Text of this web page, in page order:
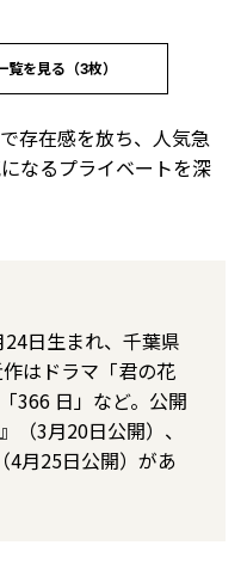
を見る（3枚）
存在感を放ち、人気急
なるプライベートを深
日生まれ、千葉県
はドラマ「君の花
366 日」など。公開
（3月20日公開）、
4月25日公開）があ